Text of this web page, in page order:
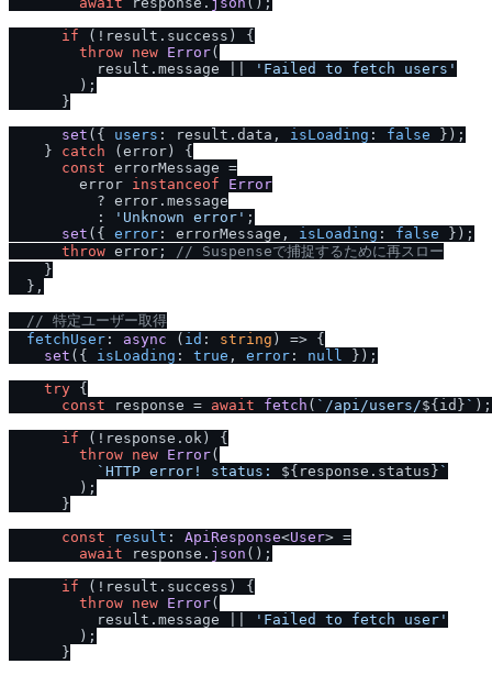
if (!result. success ) {
throw new Error(
          result.
message
'Failed to fetch users'
        );
      }
set ({ users : result. data , isLoading : false });
    }
catch (error) {
const errorMessage =
        error
instanceof
Error
          ? error.
message
          :
'Unknown error' ;
set ({ error : errorMessage, isLoading : false });
throw error; / / Suspenseで捕捉するために再スロー
    }
  },
/ / 特定ユーザー取得
fetchUser : async ( id : string ) => {
set ({ isLoading : true , error : null
});
try {
const response = await fetch ( ` /api /users /${id} ` );
if (!response. ok ) {
throw new Error(
`HTTP error! status: ${response.status} `
        );
      }
const
result : ApiResponse<User> =
await response. json ();
if (!result. success ) {
throw new Error(
          result.
message
'Failed to fetch user'
        );
      }